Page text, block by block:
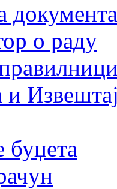
документа
о раду